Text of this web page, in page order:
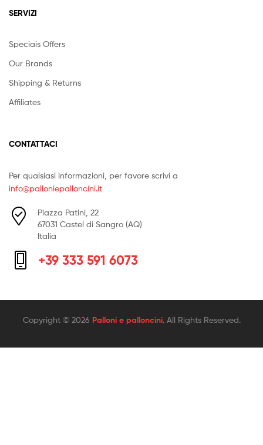
SERVIZI
Speciais Offers
Our Brands
Shipping & Returns
Affiliates
CONTATTACI
Per qualsiasi informazioni, per favore scrivi a
info@palloniepalloncini.it
Piazza Patini, 22
67031 Castel di Sangro (AQ)
Italia
+39 333 591 6073
Copyright © 2026 Palloni e palloncini. All Rights Reserved.